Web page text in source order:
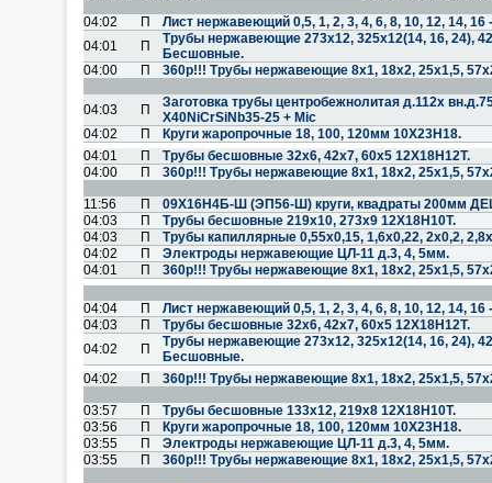
04:02
П
Лист нержавеющий 0,5, 1, 2, 3, 4, 6, 8, 10, 12, 14,
04:01
П
Трубы нержавеющие 273х12, 325х12(14, 16, 24),
Бесшовные.
04:00
П 360р!!! Трубы нержавеющие 8х1, 18х2, 25х1,5,
04:03 П
Заготовка трубы центробежнолитая д.112х
X40NiCrSiNb35-25 + Mic
04:02
П
Круги жаропрочные 18, 100, 120мм 10Х23Н18.
04:01
П
Трубы бесшовные 32х6, 42х7, 60х5 12Х18Н12Т.
04:00
П 360р!!! Трубы нержавеющие 8х1, 18х2, 25х1,5,
11:56 П
09Х16Н4Б-Ш (ЭП56-Ш) круги, квадраты 200мм
04:03
П
Трубы бесшовные 219х10, 273х9 12Х18Н10Т.
04:03
П
Трубы капиллярные 0,55х0,15, 1,6х0,22, 2х0,2,
04:02
П
Электроды нержавеющие ЦЛ-11 д.3, 4, 5мм.
04:01
П 360р!!! Трубы нержавеющие 8х1, 18х2, 25х1,5,
04:04 П
Лист нержавеющий 0,5, 1, 2, 3, 4, 6, 8, 10, 12, 14,
04:03
П
Трубы бесшовные 32х6, 42х7, 60х5 12Х18Н12Т.
04:02
П
Трубы нержавеющие 273х12, 325х12(14, 16, 24),
Бесшовные.
04:02
П 360р!!! Трубы нержавеющие 8х1, 18х2, 25х1,5,
03:57 П
Трубы бесшовные 133х12, 219х8 12Х18Н10Т.
03:56
П
Круги жаропрочные 18, 100, 120мм 10Х23Н18.
03:55
П
Электроды нержавеющие ЦЛ-11 д.3, 4, 5мм.
03:55
П 360р!!! Трубы нержавеющие 8х1, 18х2, 25х1,5,